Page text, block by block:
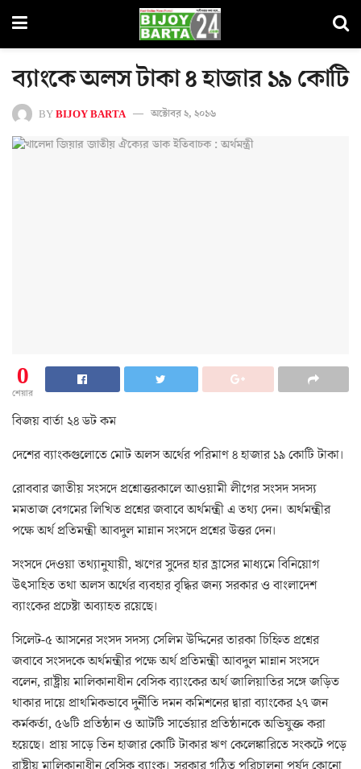
ব্যাংকে অলস টাকা ৪ হাজার ১৯ কোটি
BYBIJOY BARTA অক্টোবর ২, ২০১৬
0
শেয়ার
বিজয় বার্তা ২৪ ডট কম
দেশের ব্যাংকগুলোতে মোট অলস অর্থের পরিমাণ ৪ হাজার ১৯ কোটি টাকা।
রোববার জাতীয় সংসদে প্রশ্নোত্তরকালে আওয়ামী লীগের সংসদ সদস্য
মমতাজ বেগমের লিখিত প্রশ্নের জবাবে অর্থমন্ত্রী এ তথ্য দেন। অর্থমন্ত্রীর
পক্ষে অর্থ প্রতিমন্ত্রী আবদুল মান্নান সংসদে প্রশ্নের উত্তর দেন।
সংসদে দেওয়া তথ্যানুযায়ী, ঋণের সুদের হার হ্রাসের মাধ্যমে বিনিয়োগ
উৎসাহিত তথা অলস অর্থের ব্যবহার বৃদ্ধির জন্য সরকার ও বাংলাদেশ
ব্যাংকের প্রচেষ্টা অব্যাহত রয়েছে।
সিলেট-৫ আসনের সংসদ সদস্য সেলিম উদ্দিনের তারকা চিহ্নিত প্রশ্নের
জবাবে সংসদকে অর্থমন্ত্রীর পক্ষে অর্থ প্রতিমন্ত্রী আবদুল মান্নান সংসদে
বলেন, রাষ্ট্রীয় মালিকানাধীন বেসিক ব্যাংকের অর্থ জালিয়াতির সঙ্গে জড়িত
থাকার দায়ে প্রাথমিকভাবে দুর্নীতি দমন কমিশনের দ্বারা ব্যাংকের ২৭ জন
কর্মকর্তা, ৫৬টি প্রতিষ্ঠান ও আটটি সার্ভেয়ার প্রতিষ্ঠানকে অভিযুক্ত করা
হয়েছে। প্রায় সাড়ে তিন হাজার কোটি টাকার ঋণ কেলেঙ্কারিতে সংকটে পড়ে